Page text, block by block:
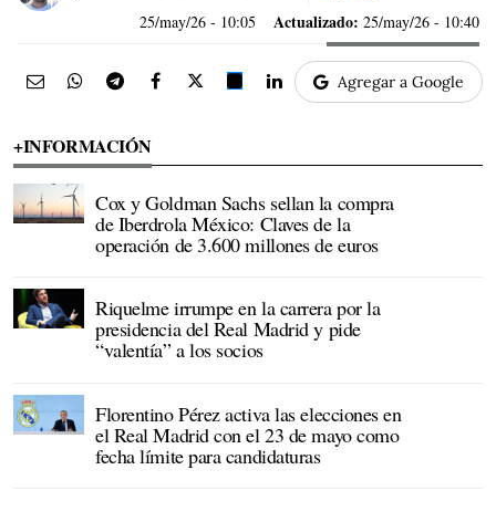
25/may/26 - 10:05 Actualizado: 25/may/26 - 10:40
Agregar a Google
+INFORMACIÓN
Cox y Goldman Sachs sellan la compra
de Iberdrola México: Claves de la
operación de 3.600 millones de euros
Riquelme irrumpe en la carrera por la
presidencia del Real Madrid y pide
“valentía” a los socios
Florentino Pérez activa las elecciones en
el Real Madrid con el 23 de mayo como
fecha límite para candidaturas